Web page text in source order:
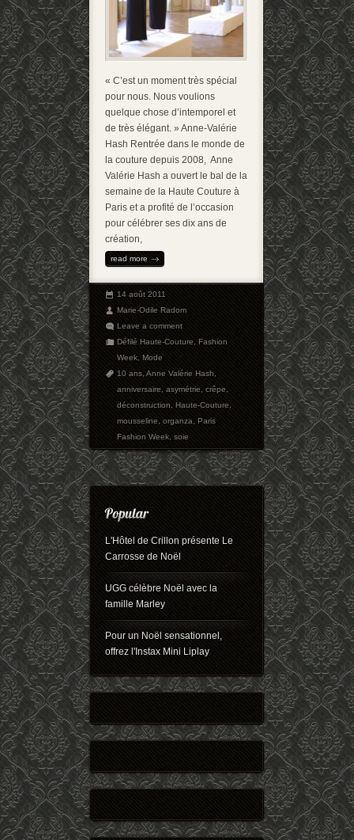
« C’est un moment très spécial
pour nous. Nous voulions
quelque chose d’intemporel et
de très élégant. » Anne-Valérie
Hash Rentrée dans le monde de
la couture depuis 2008, Anne
Valérie Hash a ouvert le bal de la
semaine de la Haute Couture à
Paris et a profité de l’occasion
pour célébrer ses dix ans de
création,
read more
14 août 2011
Marie-Odile Radom
Leave a comment
Défilé Haute-Couture,Fashion
Week,Mode
10 ans,Anne Valérie Hash,
anniversaire,asymétrie,crêpe,
déconstruction,Haute-Couture,
mousseline,organza,Paris
Fashion Week,soie
L'Hôtel de Crillon présente Le
Carrosse de Noël
UGG célèbre Noël avec la
famille Marley
Pour un Noël sensationnel,
offrez l'Instax Mini Liplay